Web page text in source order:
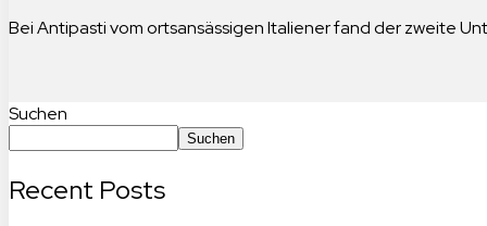
Bei Antipasti vom ortsansässigen Italiener fand der zweite
Suchen
Suchen
Recent Posts